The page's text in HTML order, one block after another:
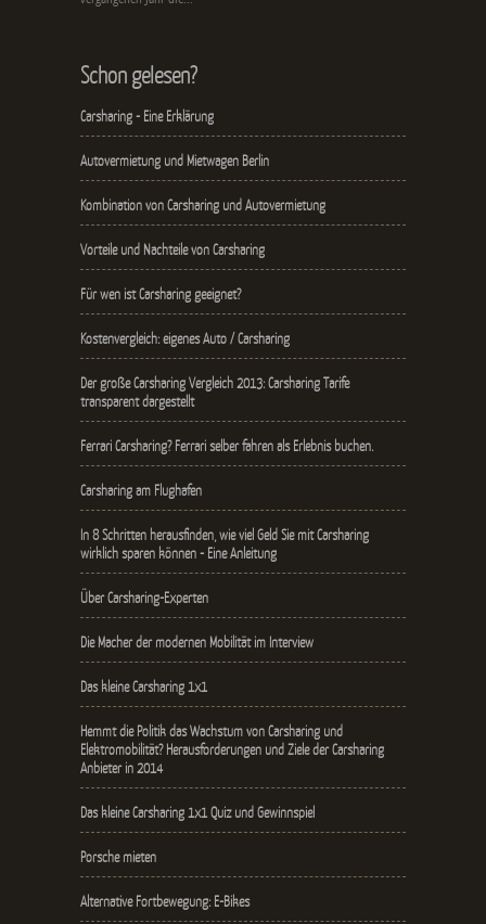
Schon gelesen?
Carsharing - Eine Erklärung
Autovermietung und Mietwagen Berlin
Kombination von Carsharing und Autovermietung
Vorteile und Nachteile von Carsharing
Für wen ist Carsharing geeignet?
Kostenvergleich: eigenes Auto / Carsharing
Der große Carsharing Vergleich 2013: Carsharing Tarife
transparent dargestellt
Ferrari Carsharing? Ferrari selber fahren als Erlebnis buchen.
Carsharing am Flughafen
In 8 Schritten herausfinden, wie viel Geld Sie mit Carsharing
wirklich sparen können - Eine Anleitung
Über Carsharing-Experten
Die Macher der modernen Mobilität im Interview
Das kleine Carsharing 1x1
Hemmt die Politik das Wachstum von Carsharing und
Elektromobilität? Herausforderungen und Ziele der Carsharing
Anbieter in 2014
Das kleine Carsharing 1x1 Quiz und Gewinnspiel
Porsche mieten
Alternative Fortbewegung: E-Bikes